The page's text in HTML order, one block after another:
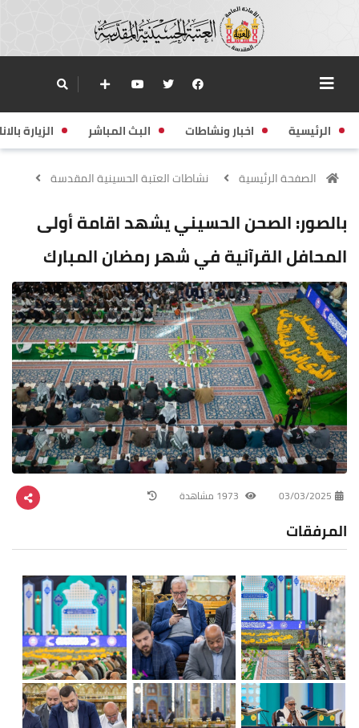
الرئيسية اخبار ونشاطات البث المباشر الزيارة
الصفحة الرئيسية نشاطات العتبة الحسينية المقدسة
بالصور: الصحن الحسيني يشهد اقامة أولى
المحافل القرآنية في شهر رمضان المبارك
03/03/2025
المرفقات